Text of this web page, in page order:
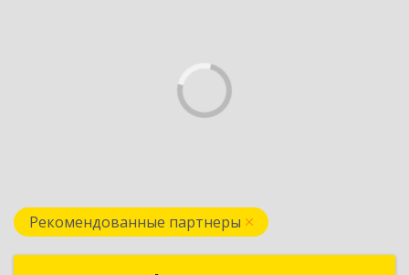
Рекомендованные партнеры